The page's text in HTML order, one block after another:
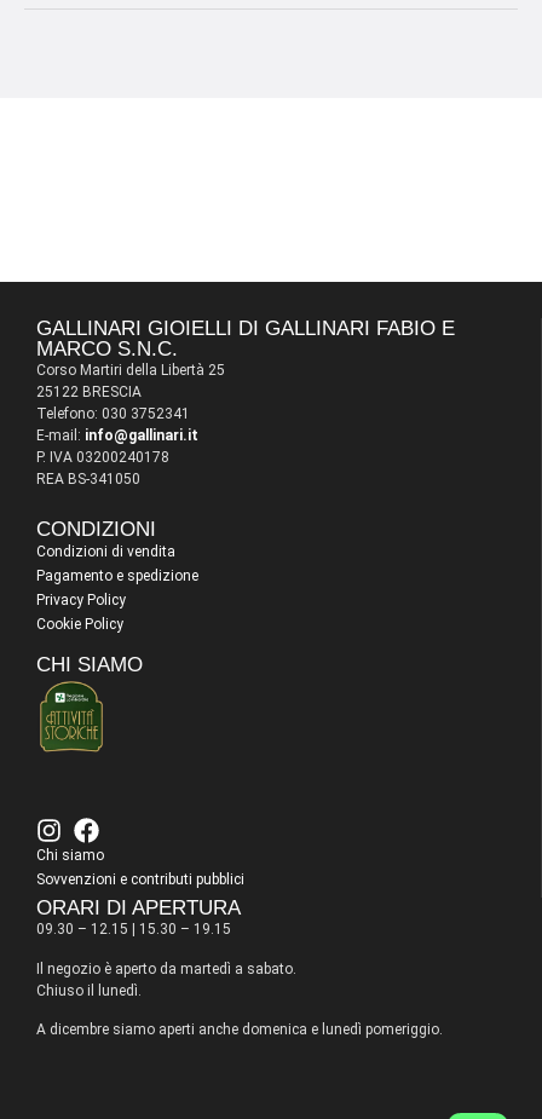
GALLINARI GIOIELLI DI GALLINARI FABIO E
MARCO S.N.C.
Corso Martiri della Libertà 25
25122 BRESCIA
Telefono: 030 3752341
E-mail: info@gallinari.it
P. IVA 03200240178
REA BS-341050
CONDIZIONI
Condizioni di vendita
Pagamento e spedizione
Privacy Policy
Cookie Policy
CHI SIAMO
Chi siamo
Sovvenzioni e contributi pubblici
ORARI DI APERTURA
09.30 – 12.15 | 15.30 – 19.15
Il negozio è aperto da martedì a sabato.
Chiuso il lunedì.
A dicembre siamo aperti anche domenica e lunedì pomeriggio.